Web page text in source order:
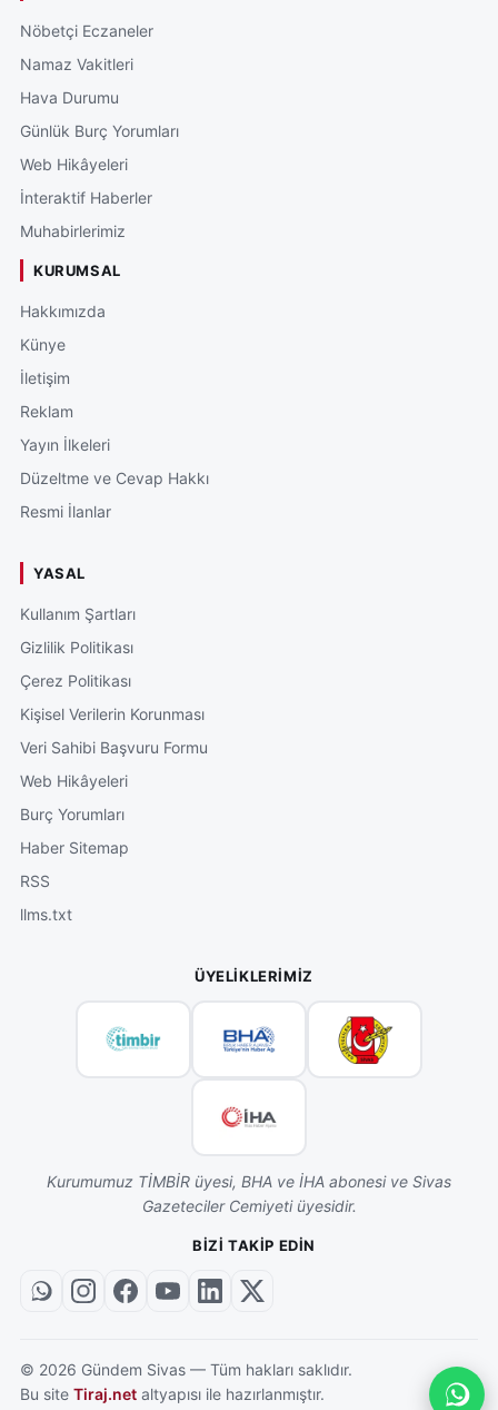
Nöbetçi Eczaneler
Namaz Vakitleri
Hava Durumu
Günlük Burç Yorumları
Web Hikâyeleri
İnteraktif Haberler
Muhabirlerimiz
KURUMSAL
Hakkımızda
Künye
İletişim
Reklam
Yayın İlkeleri
Düzeltme ve Cevap Hakkı
Resmi İlanlar
YASAL
Kullanım Şartları
Gizlilik Politikası
Çerez Politikası
Kişisel Verilerin Korunması
Veri Sahibi Başvuru Formu
Web Hikâyeleri
Burç Yorumları
Haber Sitemap
RSS
llms.txt
ÜYELIKLERIMIZ
Kurumumuz TİMBİR üyesi, BHA ve İHA abonesi ve Sivas
Gazeteciler Cemiyeti üyesidir.
BIZI TAKIP EDIN
© 2026 Gündem Sivas — Tüm hakları saklıdır.
Bu site Tiraj.net altyapısı ile hazırlanmıştır.